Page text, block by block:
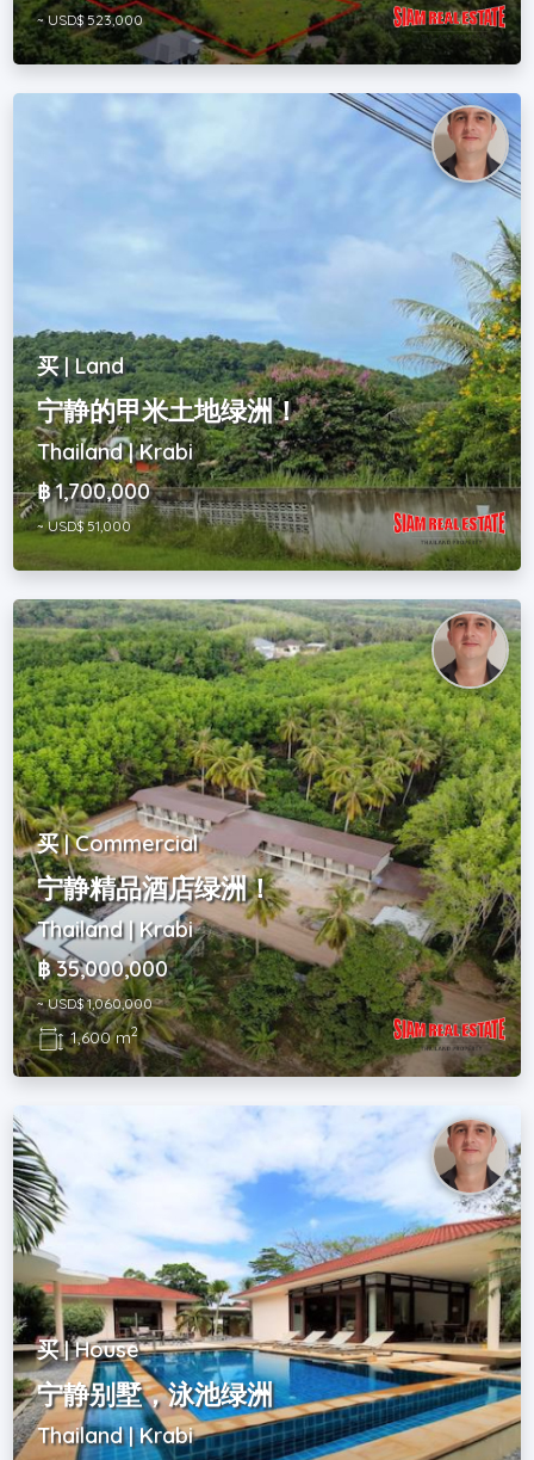
~ USD$ 523,000
买 | Land
宁静的甲米土地绿洲！
Thailand | Krabi
฿ 1,700,000
~ USD$ 51,000
买 | Commercial
宁静精品酒店绿洲！
Thailand | Krabi
฿ 35,000,000
~ USD$ 1,060,000
1,600 m2
买 | House
宁静别墅，泳池绿洲
Thailand | Krabi